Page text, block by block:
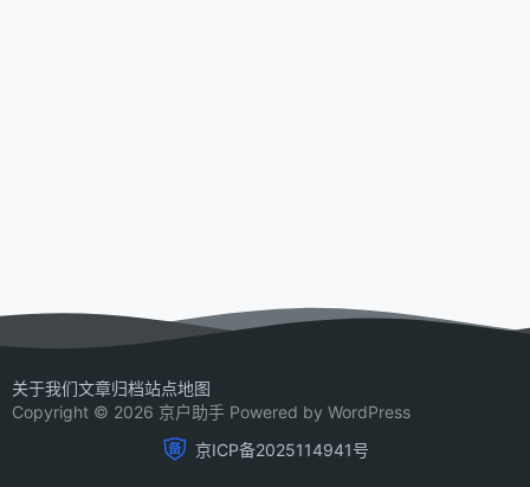
关于我们文章归档站点地图
Copyright © 2026 京户助手 Powered by WordPress
京ICP备2025114941号